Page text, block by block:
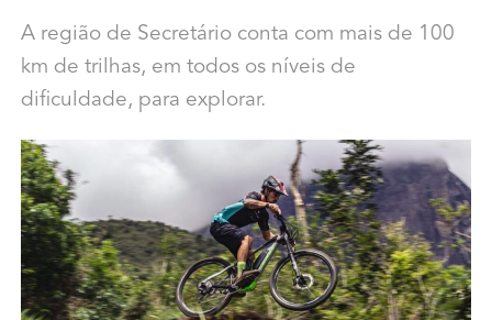
A região de Secretário conta com mais de 100
km de trilhas, em todos os níveis de
dificuldade, para explorar.